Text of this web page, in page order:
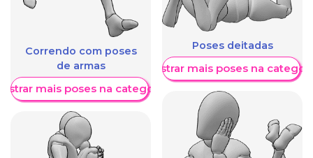
Correndo com poses
de armas
mais poses na categoria
Poses deitadas
Mostrar mais poses na